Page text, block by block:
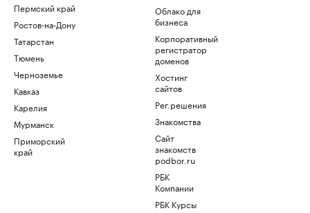
Пермский край
Ростов-на-Дону
Татарстан
Тюмень
Черноземье
Кавказ
Карелия
Мурманск
Приморский
край
Облако для
бизнеса
Корпоративный
регистратор
доменов
Хостинг
сайтов
Рег.решения
Знакомства
Сайт
знакомств
podbor.ru
РБК
Компании
РБК Курсы